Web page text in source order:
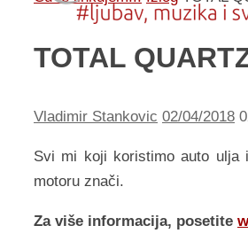
TOTAL
Vladimir Stankovic 02/04/2018
Svi mi koji koristimo auto ulja
motoru znači.
Za više informacija, posetite